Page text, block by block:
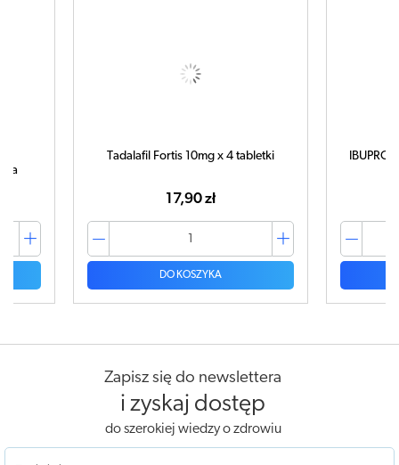
IBUPROM MAX Sprint x 40 kapsułek
42,99 zł
DO KOSZYKA
Zapisz się do newslettera
i zyskaj dostęp
do szerokiej wiedzy o zdrowiu